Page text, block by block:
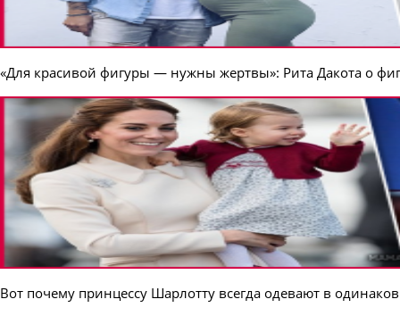
«Для красивой фигуры — нужны жертвы»: Рита Дакота о
Вот почему принцессу Шарлотту всегда одевают в